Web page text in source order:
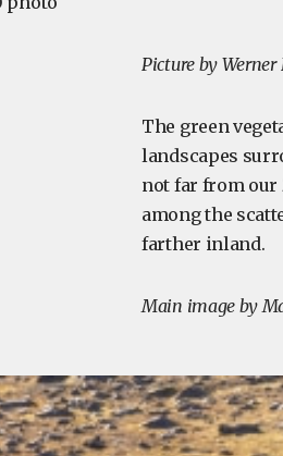
Picture by Werner
The green
landscapes
not far from our
among the
farther inland.
Main image by